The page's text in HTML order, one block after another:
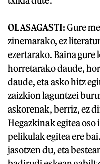
OLASAGASTI:Gure
zinemarako, ez
ezertarako. Baina
horretarako daude,
daude, eta asko hitz
zaizkion laguntzei
askorenak, berriz, ez
Hegazkinak egitea
pelikulak egitea ere
jasotzen du, eta